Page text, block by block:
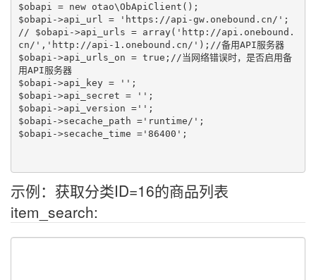
$obapi = new otao\ObApiClient();
$obapi->api_url = 'https://api-gw.onebound.cn/';
// $obapi->api_urls = array('http://api.onebound.
cn/','http://api-1.onebound.cn/');//备用API服务器
$obapi->api_urls_on = true;//当网络错误时，是否启用备
用API服务器
$obapi->api_key = '';
$obapi->api_secret = '';
$obapi->api_version ='';
$obapi->secache_path ='runtime/';
$obapi->secache_time ='86400';
示例：获取分类ID=16的商品列表
item_search: